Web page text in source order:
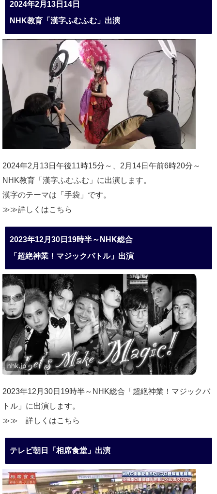
2024年2月13日14日
NHK教育「漢字ふむふむ」出演
2024年2月13日午後11時15分～、2月14日午前6時20分～
NHK教育「漢字ふむふむ」に出演します。
漢字のテーマは「手袋」です。
≫≫詳しくはこちら
2023年12月30日19時半～NHK総合
「超絶神業！マジックバトル」出演
2023年12月30日19時半～NHK総合「超絶神業！マジックバ
トル」に出演します。
≫≫ 詳しくはこちら
テレビ朝日「相席食堂」出演